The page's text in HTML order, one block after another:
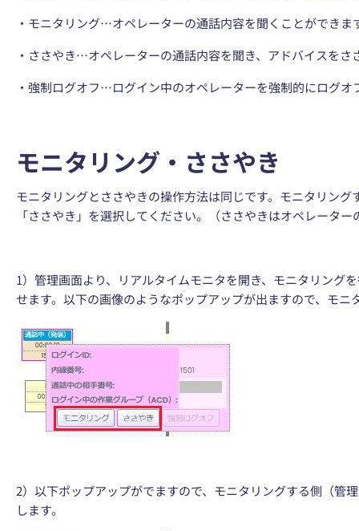
・モニタリング…オペレーターの通話内容を聞くことができま
・ささやき…オペレーターの通話内容を聞き、アドバイスをさ
・強制ログオフ…ログイン中のオペレーターを強制的にログオ
モニタリング・ささやき
モニタリングとささやきの操作方法は同じです。モニタリン
「ささやき」を選択してください。（ささやきはオペレータ
1）管理画面より、リアルタイムモニタを開き、モニタリング
せます。以下の画像のようなポップアップが出ますので、モ
2）以下ポップアップがでますので、モニタリングする側（管
します。